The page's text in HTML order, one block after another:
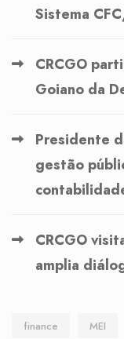
Sistema
CRCGO
Goiano da
Presidente
gestão
CRCGO
amplia
finance MEI